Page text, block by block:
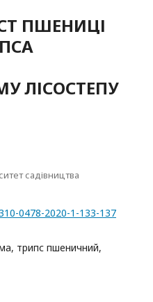
ПШЕНИЦІ
ЛІСОСТЕПУ
садівництва
0478-2020-1-133-137
трипс пшеничний,